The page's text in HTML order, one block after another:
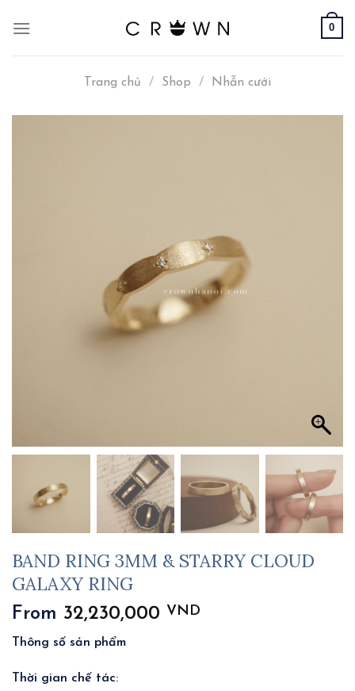
0
Trang chủ / Shop / Nhẫn cưới
BAND RING 3MM & STARRY CLOUD
GALAXY RING
From 32,230,000 VND
Thông số sản phẩm
Thời gian chế tác: